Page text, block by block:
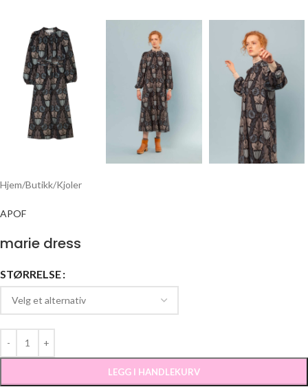
Hjem/Butikk/Kjoler
APOF
marie dress
STØRRELSE
LEGG I HANDLEKURV